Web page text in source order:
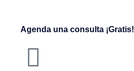
Agenda una consulta ¡Gratis!